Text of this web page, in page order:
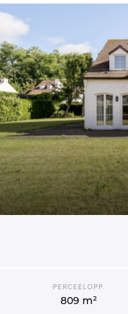
PERCEELOPP.
809 m²